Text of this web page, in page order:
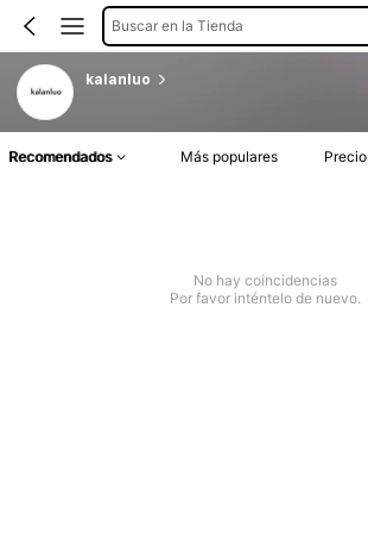
Buscar en la Tienda
kalanluo
Recomendados Más populares Precio
No hay coincidencias
Por favor inténtelo de nuevo.